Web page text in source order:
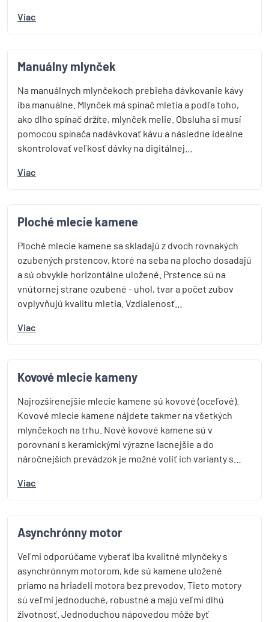
Viac
Manuálny mlynček
Na manuálnych mlynčekoch prebieha dávkovanie kávy
iba manuálne. Mlynček má spínač mletia a podľa toho,
ako dlho spínač držíte, mlynček melie. Obsluha si musí
pomocou spínača nadávkovať kávu a následne ideálne
skontrolovať veľkosť dávky na digitálnej…
Viac
Ploché mlecie kamene
Ploché mlecie kamene sa skladajú z dvoch rovnakých
ozubených prstencov, ktoré na seba na plocho dosadajú
a sú obvykle horizontálne uložené. Prstence sú na
vnútornej strane ozubené - uhol, tvar a počet zubov
ovplyvňujú kvalitu mletia. Vzdialenosť…
Viac
Kovové mlecie kameny
Najrozšírenejšie mlecie kamene sú kovové (oceľové).
Kovové mlecie kamene nájdete takmer na všetkých
mlynčekoch na trhu. Nové kovové kamene sú v
porovnaní s keramickými výrazne lacnejšie a do
náročnejších prevádzok je možné voliť ich varianty s…
Viac
Asynchrónny motor
Veľmi odporúčame vyberať iba kvalitné mlynčeky s
asynchrónnym motorom, kde sú kamene uložené
priamo na hriadeli motora bez prevodov. Tieto motory
sú veľmi jednoduché, robustné a majú veľmi dlhú
životnosť. Jednoduchou nápovedou môže byť